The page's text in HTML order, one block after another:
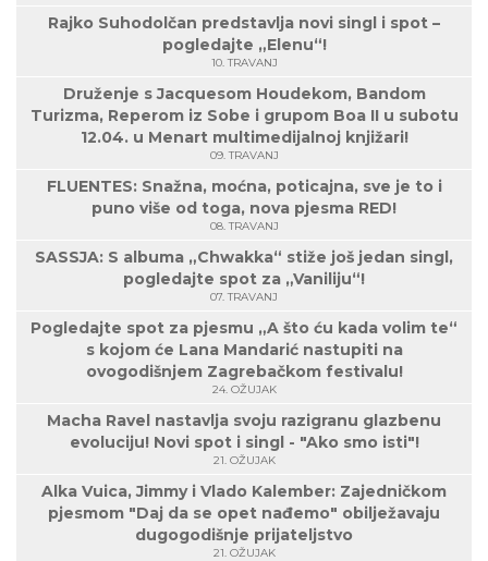
Rajko Suhodolčan predstavlja novi singl i spot –
pogledajte „Elenu“!
10. TRAVANJ
Druženje s Jacquesom Houdekom, Bandom
Turizma, Reperom iz Sobe i grupom Boa II u subotu
12.04. u Menart multimedijalnoj knjižari!
09. TRAVANJ
FLUENTES: Snažna, moćna, poticajna, sve je to i
puno više od toga, nova pjesma RED!
08. TRAVANJ
SASSJA: S albuma „Chwakka“ stiže još jedan singl,
pogledajte spot za „Vaniliju“!
07. TRAVANJ
Pogledajte spot za pjesmu „A što ću kada volim te“
s kojom će Lana Mandarić nastupiti na
ovogodišnjem Zagrebačkom festivalu!
24. OŽUJAK
Macha Ravel nastavlja svoju razigranu glazbenu
evoluciju! Novi spot i singl - "Ako smo isti"!
21. OŽUJAK
Alka Vuica, Jimmy i Vlado Kalember: Zajedničkom
pjesmom "Daj da se opet nađemo" obilježavaju
dugogodišnje prijateljstvo
21. OŽUJAK